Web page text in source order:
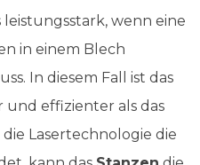
leistungsstark, wenn eine
in einem Blech
In diesem Fall ist das
und effizienter als das
Lasertechnologie die